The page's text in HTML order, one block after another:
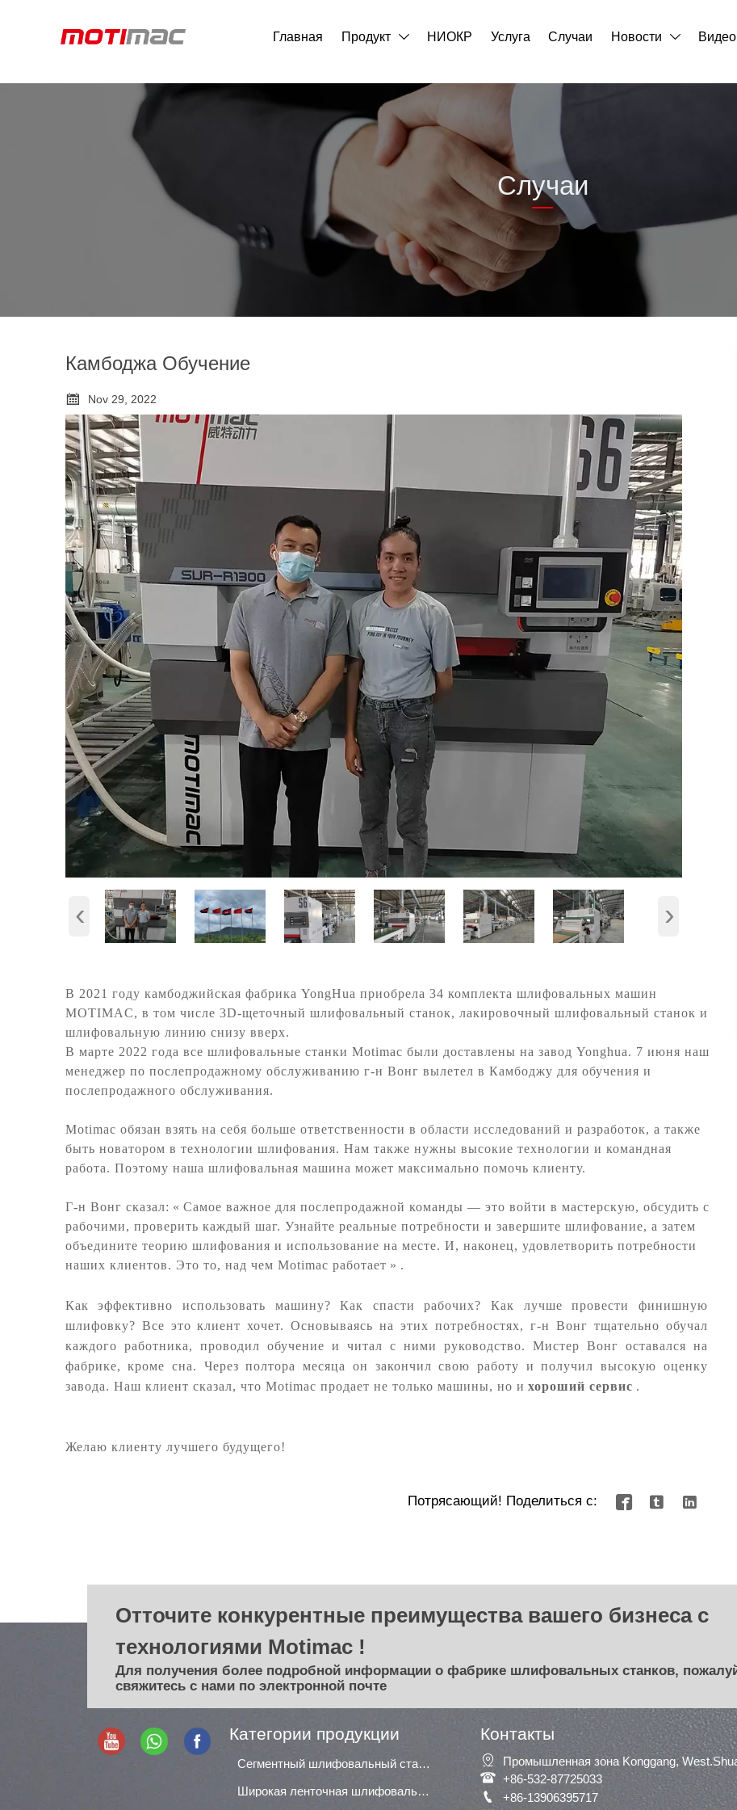
Главная Продукт  НИОКР Услуга Случаи Новости  Видео
Случаи
Камбоджа Обучение
 Nov 29, 2022
‹ ›
В 2021 году камбоджийская фабрика YongHua приобрела 34 комплекта шлифовальных машин
MOTIMAC, в том числе 3D-щеточный шлифовальный станок, лакировочный шлифовальный станок и
шлифовальную линию снизу вверх.
В марте 2022 года все шлифовальные станки Motimac были доставлены на завод Yonghua. 7 июня наш
менеджер по послепродажному обслуживанию г-н Вонг вылетел в Камбоджу для обучения и
послепродажного обслуживания.
Motimac обязан взять на себя больше ответственности в области исследований и разработок, а также
быть новатором в технологии шлифования. Нам также нужны высокие технологии и командная
работа. Поэтому наша шлифовальная машина может максимально помочь клиенту.
Г-н Вонг сказал: « Самое важное для послепродажной команды — это войти в мастерскую, обсудить с
рабочими, проверить каждый шаг. Узнайте реальные потребности и завершите шлифование, а затем
объедините теорию шлифования и использование на месте. И, наконец, удовлетворить потребности
наших клиентов. Это то, над чем Motimac работает » .
Как эффективно использовать машину? Как спасти рабочих? Как лучше провести финишную
шлифовку? Все это клиент хочет. Основываясь на этих потребностях, г-н Вонг тщательно обучал
каждого работника, проводил обучение и читал с ними руководство. Мистер Вонг оставался на
фабрике, кроме сна. Через полтора месяца он закончил свою работу и получил высокую оценку
завода. Наш клиент сказал, что Motimac продает не только машины, но и хороший сервис .
Желаю клиенту лучшего будущего!
Потрясающий! Поделиться с:   
Отточите конкурентные преимущества вашего бизнеса с
технологиями Motimac !
Для получения более подробной информации о фабрике шлифовальных станков,
свяжитесь с нами по электронной почте
Категории продукции
Сегментный шлифовальный станок
Широкая ленточная шлифовальная машина / шлифовальная машина
Контакты
 Промышленная зона Konggang,
 +86-532-87725033
 +86-13906395717